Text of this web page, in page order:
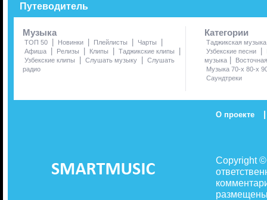
Путеводитель
Музыка
ТОП 50 | Новинки | Плейлисты | Чарты |
Афиша | Релизы | Клипы | Таджикские клипы |
Узбекские клипы | Слушать музыку | Слушать
радио
Категории
Таджикская музыка
Узбекские песни
|
музыка |
Музыка 70-х 80-х
Саундтреки
О проекте |
Copyright
размещены